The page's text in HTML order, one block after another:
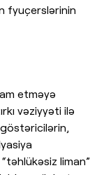
fyuçerslərinin
etməyə
vəziyyəti ilə
liman”